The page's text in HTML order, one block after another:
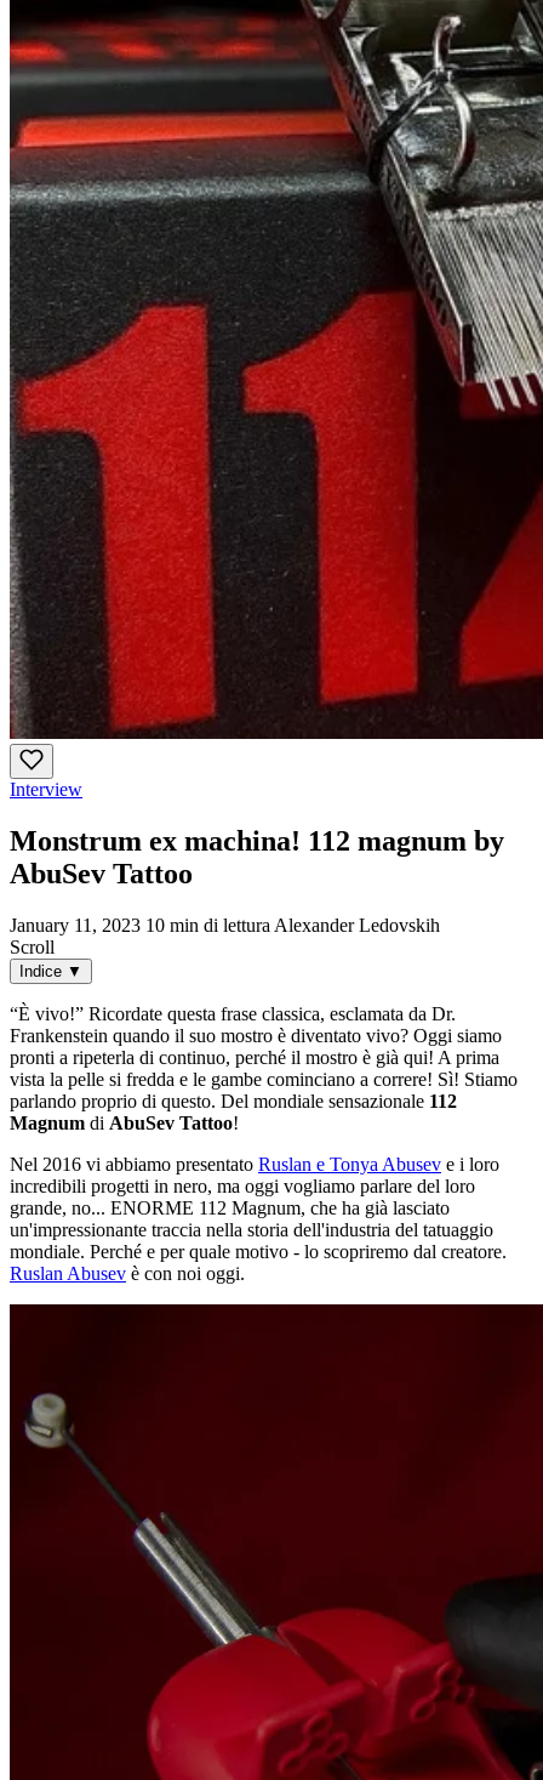
Interview
Monstrum ex machina! 112 magnum by
AbuSev Tattoo
January 11, 2023 10 min di lettura Alexander Ledovskih
Scroll
Indice ▼
“È vivo!” Ricordate questa frase classica, esclamata da Dr.
Frankenstein quando il suo mostro è diventato vivo? Oggi siamo
pronti a ripeterla di continuo, perché il mostro è già qui! A prima
vista la pelle si fredda e le gambe cominciano a correre! Sì! Stiamo
parlando proprio di questo. Del mondiale sensazionale 112
Magnum di AbuSev Tattoo!
Nel 2016 vi abbiamo presentato Ruslan e Tonya Abusev e i loro
incredibili progetti in nero, ma oggi vogliamo parlare del loro
grande, no... ENORME 112 Magnum, che ha già lasciato
un'impressionante traccia nella storia dell'industria del tatuaggio
mondiale. Perché e per quale motivo - lo scopriremo dal creatore.
Ruslan Abusev è con noi oggi.